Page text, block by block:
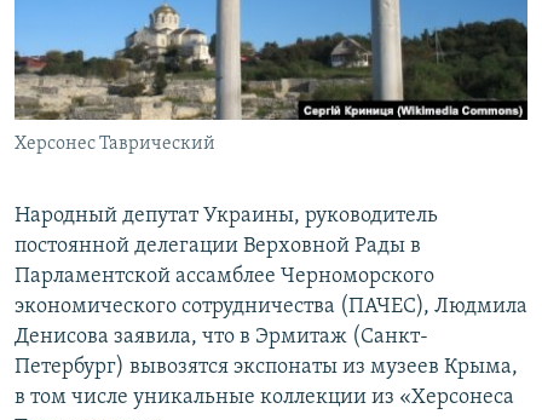
ПОБЕДИТЕЛЕЙ НЕ СУДЯТ?
КРЫМ.НЕПОКОРЕННЫЙ
ELIFBE
УКРАИНСКАЯ ПРОБЛЕМА КРЫМА
ПРИСОЕДИНЯЙТЕСЬ!
Херсонес Таврический
Народный депутат Украины, руководитель
постоянной делегации Верховной Рады в
Парламентской ассамблее Черноморского
экономического сотрудничества (ПАЧЕС), Людмила
Денисова заявила, что в Эрмитаж (Санкт-
Петербург) вывозятся экспонаты из музеев Крыма,
в том числе уникальные коллекции из «Херсонеса